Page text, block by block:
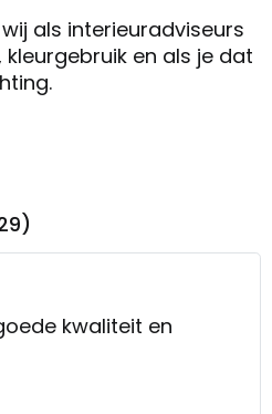
als interieuradviseurs
en als je dat
kwaliteit en